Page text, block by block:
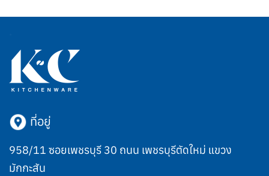
ที่อยู่
958/11 ซอยเพชรบุรี 30 ถนน เพชรบุรีตัดใหม่ แขวง
มักกะสัน